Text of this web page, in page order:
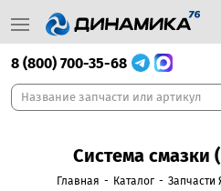
8 (800) 700-35-68
Система смазки
Главная - Каталог - Запчасти